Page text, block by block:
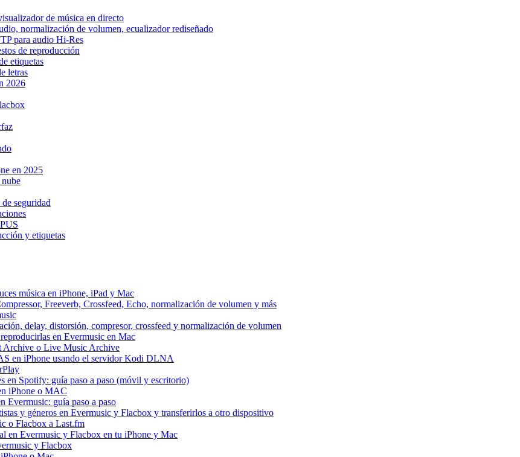
de música en directo
normalización de volumen, ecualizador rediseñado
para audio Hi-Res
de reproducción
etiquetas
letras
2026
en 2025
seguridad
y etiquetas
música en iPhone, iPad y Mac
Freeverb, Crossfeed, Echo, normalización de volumen y más
delay, distorsión, compresor, crossfeed y normalización de volumen
en Evermusic en Mac
Archive o Live Music Archive
en iPhone usando el servidor Kodi DLNA
en Spotify: guía paso a paso (móvil y escritorio)
iPhone o MAC
Evermusic: guía paso a paso
y géneros en Evermusic y Flacbox y transferirlos a otro dispositivo
o Flacbox a Last.fm
en Evermusic y Flacbox en tu iPhone y Mac
y Flacbox